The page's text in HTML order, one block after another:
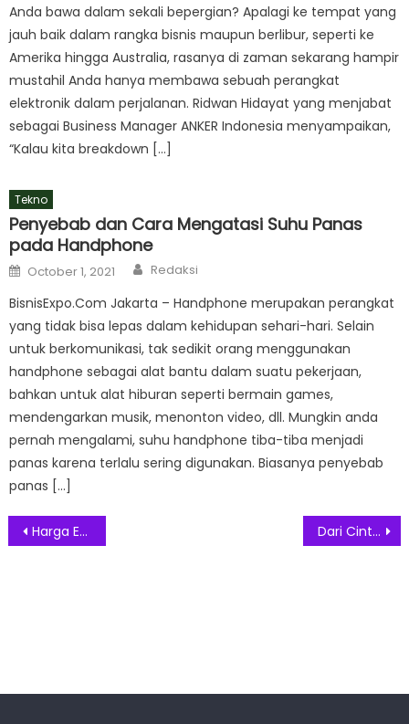
Anda bawa dalam sekali bepergian? Apalagi ke tempat yang
jauh baik dalam rangka bisnis maupun berlibur, seperti ke
Amerika hingga Australia, rasanya di zaman sekarang hampir
mustahil Anda hanya membawa sebuah perangkat
elektronik dalam perjalanan. Ridwan Hidayat yang menjabat
sebagai Business Manager ANKER Indonesia menyampaikan,
“Kalau kita breakdown […]
Tekno
Penyebab dan Cara Mengatasi Suhu Panas
pada Handphone
Posted
on
October 1, 2021 Author
Redaksi
BisnisExpo.Com Jakarta – Handphone merupakan perangkat
yang tidak bisa lepas dalam kehidupan sehari-hari. Selain
untuk berkomunikasi, tak sedikit orang menggunakan
handphone sebagai alat bantu dalam suatu pekerjaan,
bahkan untuk alat hiburan seperti bermain games,
mendengarkan musik, menonton video, dll. Mungkin anda
pernah mengalami, suhu handphone tiba-tiba menjadi
panas karena terlalu sering digunakan. Biasanya penyebab
panas […]
Post
Harga Emas Antam Melonjak Rp 27.000 Dari Cinta Jadi Bisnis: Cerita Romantis di Balik Lahirnya Crusita